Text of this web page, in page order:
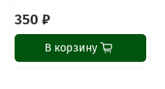
350 ₽
В корзину